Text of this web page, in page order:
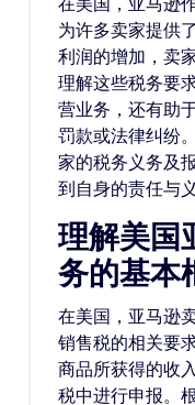
为许多卖家提供
利润的增加，卖
理解这些税务要
营业务，还有助
罚款或法律纠纷
家的税务义务及
到自身的责任与义
理解美国
务的基本
在美国，亚马逊
销售税的相关要
商品所获得的收
税中进行申报。